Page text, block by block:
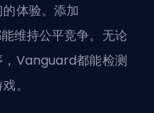
体验。添加
维持公平竞争。无论
，Vanguard都能检测
。